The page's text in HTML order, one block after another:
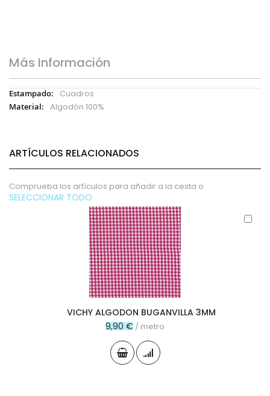
Más Información
Más
Información
Cuadros
Algodón 100%
ARTÍCULOS RELACIONADOS
Comprueba los artículos para añadir a la cesta o
SELECCIONAR TODO
VICHY ALGODON BUGANVILLA 3MM
9,90 € / metro